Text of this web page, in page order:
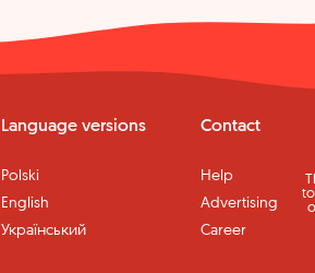
Language versions
Polski
English
Український
Contact
Help
Advertising
Career